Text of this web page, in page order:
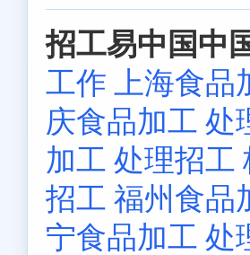
招工易中国中
工作 上海食
庆食品加工 处
加工 处理招工
招工 福州食品
宁食品加工 处